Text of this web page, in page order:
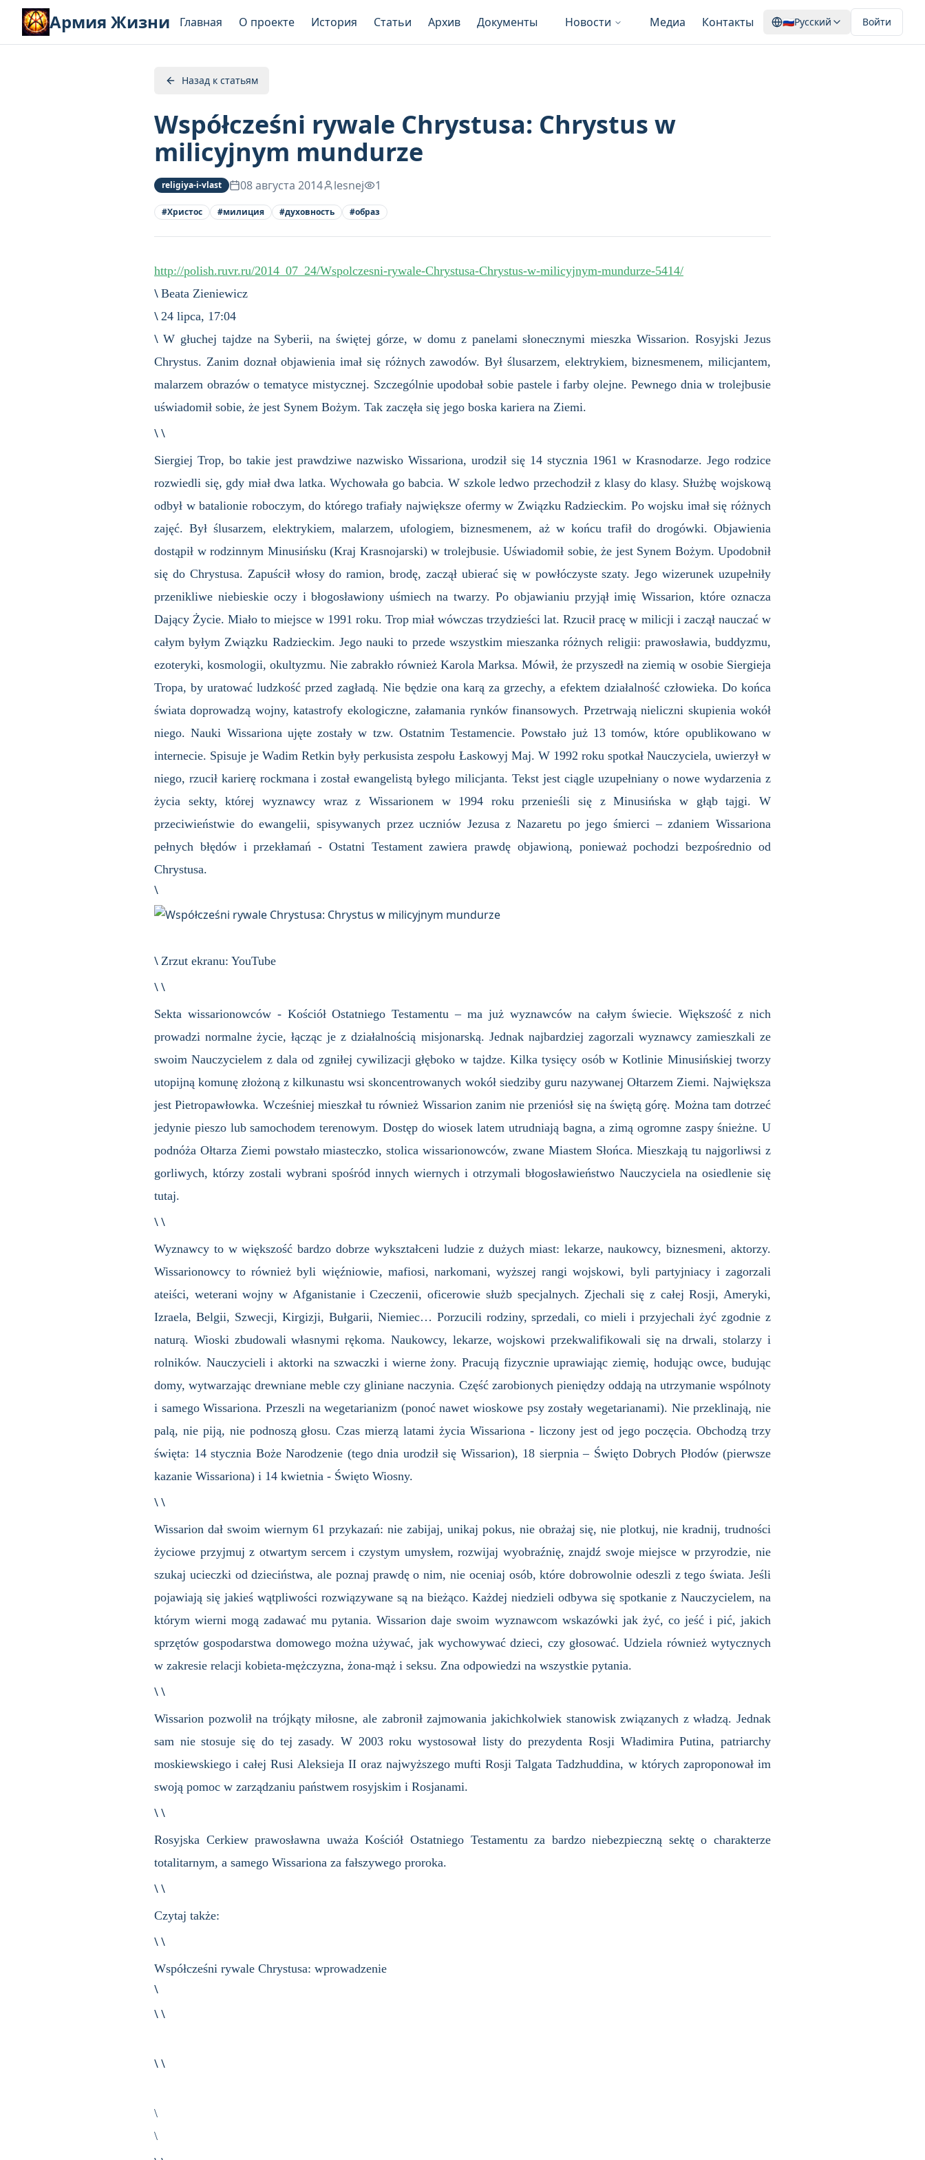
Армия Жизни Главная О проекте История Статьи Архив Документы Новости Медиа Контакты 🇷🇺Русский Войти
Назад к статьям
Współcześni rywale Chrystusa: Chrystus w
milicyjnym mundurze
religiya-i-vlast 08 августа 2014 lesnej 1
#Христос #милиция #духовность #образ
http://polish.ruvr.ru/2014_07_24/Wspolczesni-rywale-Chrystusa-Chrystus-w-milicyjnym-mundurze-5414/
\ Beata Zieniewicz
\ 24 lipca, 17:04
\ W głuchej tajdze na Syberii, na świętej górze, w domu z panelami słonecznymi mieszka Wissarion. Rosyjski Jezus
Chrystus. Zanim doznał objawienia imał się różnych zawodów. Był ślusarzem, elektrykiem, biznesmenem, milicjantem,
malarzem obrazów o tematyce mistycznej. Szczególnie upodobał sobie pastele i farby olejne. Pewnego dnia w trolejbusie
uświadomił sobie, że jest Synem Bożym. Tak zaczęła się jego boska kariera na Ziemi.
\ \
Siergiej Trop, bo takie jest prawdziwe nazwisko Wissariona, urodził się 14 stycznia 1961 w Krasnodarze. Jego rodzice
rozwiedli się, gdy miał dwa latka. Wychowała go babcia. W szkole ledwo przechodził z klasy do klasy. Służbę wojskową
odbył w batalionie roboczym, do którego trafiały największe ofermy w Związku Radzieckim. Po wojsku imał się różnych
zajęć. Był ślusarzem, elektrykiem, malarzem, ufologiem, biznesmenem, aż w końcu trafił do drogówki. Objawienia
dostąpił w rodzinnym Minusińsku (Kraj Krasnojarski) w trolejbusie. Uświadomił sobie, że jest Synem Bożym. Upodobnił
się do Chrystusa. Zapuścił włosy do ramion, brodę, zaczął ubierać się w powłóczyste szaty. Jego wizerunek uzupełniły
przenikliwe niebieskie oczy i błogosławiony uśmiech na twarzy. Po objawianiu przyjął imię Wissarion, które oznacza
Dający Życie. Miało to miejsce w 1991 roku. Trop miał wówczas trzydzieści lat. Rzucił pracę w milicji i zaczął nauczać w
całym byłym Związku Radzieckim. Jego nauki to przede wszystkim mieszanka różnych religii: prawosławia, buddyzmu,
ezoteryki, kosmologii, okultyzmu. Nie zabrakło również Karola Marksa. Mówił, że przyszedł na ziemią w osobie Siergieja
Tropa, by uratować ludzkość przed zagładą. Nie będzie ona karą za grzechy, a efektem działalność człowieka. Do końca
świata doprowadzą wojny, katastrofy ekologiczne, załamania rynków finansowych. Przetrwają nieliczni skupienia wokół
niego. Nauki Wissariona ujęte zostały w tzw. Ostatnim Testamencie. Powstało już 13 tomów, które opublikowano w
internecie. Spisuje je Wadim Retkin były perkusista zespołu Łaskowyj Maj. W 1992 roku spotkał Nauczyciela, uwierzył w
niego, rzucił karierę rockmana i został ewangelistą byłego milicjanta. Tekst jest ciągle uzupełniany o nowe wydarzenia z
życia sekty, której wyznawcy wraz z Wissarionem w 1994 roku przenieśli się z Minusińska w głąb tajgi. W
przeciwieństwie do ewangelii, spisywanych przez uczniów Jezusa z Nazaretu po jego śmierci – zdaniem Wissariona
pełnych błędów i przekłamań - Ostatni Testament zawiera prawdę objawioną, ponieważ pochodzi bezpośrednio od
Chrystusa.
\
\ Zrzut ekranu: YouTube
\ \
Sekta wissarionowców - Kościół Ostatniego Testamentu – ma już wyznawców na całym świecie. Większość z nich
prowadzi normalne życie, łącząc je z działalnością misjonarską. Jednak najbardziej zagorzali wyznawcy zamieszkali ze
swoim Nauczycielem z dala od zgniłej cywilizacji głęboko w tajdze. Kilka tysięcy osób w Kotlinie Minusińskiej tworzy
utopijną komunę złożoną z kilkunastu wsi skoncentrowanych wokół siedziby guru nazywanej Ołtarzem Ziemi. Największa
jest Pietropawłowka. Wcześniej mieszkał tu również Wissarion zanim nie przeniósł się na świętą górę. Można tam dotrzeć
jedynie pieszo lub samochodem terenowym. Dostęp do wiosek latem utrudniają bagna, a zimą ogromne zaspy śnieżne. U
podnóża Ołtarza Ziemi powstało miasteczko, stolica wissarionowców, zwane Miastem Słońca. Mieszkają tu najgorliwsi z
gorliwych, którzy zostali wybrani spośród innych wiernych i otrzymali błogosławieństwo Nauczyciela na osiedlenie się
tutaj.
\ \
Wyznawcy to w większość bardzo dobrze wykształceni ludzie z dużych miast: lekarze, naukowcy, biznesmeni, aktorzy.
Wissarionowcy to również byli więźniowie, mafiosi, narkomani, wyższej rangi wojskowi, byli partyjniacy i zagorzali
ateiści, weterani wojny w Afganistanie i Czeczenii, oficerowie służb specjalnych. Zjechali się z całej Rosji, Ameryki,
Izraela, Belgii, Szwecji, Kirgizji, Bułgarii, Niemiec… Porzucili rodziny, sprzedali, co mieli i przyjechali żyć zgodnie z
naturą. Wioski zbudowali własnymi rękoma. Naukowcy, lekarze, wojskowi przekwalifikowali się na drwali, stolarzy i
rolników. Nauczycieli i aktorki na szwaczki i wierne żony. Pracują fizycznie uprawiając ziemię, hodując owce, budując
domy, wytwarzając drewniane meble czy gliniane naczynia. Część zarobionych pieniędzy oddają na utrzymanie wspólnoty
i samego Wissariona. Przeszli na wegetarianizm (ponoć nawet wioskowe psy zostały wegetarianami). Nie przeklinają, nie
palą, nie piją, nie podnoszą głosu. Czas mierzą latami życia Wissariona - liczony jest od jego poczęcia. Obchodzą trzy
święta: 14 stycznia Boże Narodzenie (tego dnia urodził się Wissarion), 18 sierpnia – Święto Dobrych Płodów (pierwsze
kazanie Wissariona) i 14 kwietnia - Święto Wiosny.
\ \
Wissarion dał swoim wiernym 61 przykazań: nie zabijaj, unikaj pokus, nie obrażaj się, nie plotkuj, nie kradnij, trudności
życiowe przyjmuj z otwartym sercem i czystym umysłem, rozwijaj wyobraźnię, znajdź swoje miejsce w przyrodzie, nie
szukaj ucieczki od dzieciństwa, ale poznaj prawdę o nim, nie oceniaj osób, które dobrowolnie odeszli z tego świata. Jeśli
pojawiają się jakieś wątpliwości rozwiązywane są na bieżąco. Każdej niedzieli odbywa się spotkanie z Nauczycielem, na
którym wierni mogą zadawać mu pytania. Wissarion daje swoim wyznawcom wskazówki jak żyć, co jeść i pić, jakich
sprzętów gospodarstwa domowego można używać, jak wychowywać dzieci, czy głosować. Udziela również wytycznych
w zakresie relacji kobieta-mężczyzna, żona-mąż i seksu. Zna odpowiedzi na wszystkie pytania.
\ \
Wissarion pozwolił na trójkąty miłosne, ale zabronił zajmowania jakichkolwiek stanowisk związanych z władzą. Jednak
sam nie stosuje się do tej zasady. W 2003 roku wystosował listy do prezydenta Rosji Władimira Putina, patriarchy
moskiewskiego i całej Rusi Aleksieja II oraz najwyższego mufti Rosji Talgata Tadzhuddina, w których zaproponował im
swoją pomoc w zarządzaniu państwem rosyjskim i Rosjanami.
\ \
Rosyjska Cerkiew prawosławna uważa Kościół Ostatniego Testamentu za bardzo niebezpieczną sektę o charakterze
totalitarnym, a samego Wissariona za fałszywego proroka.
\ \
Czytaj także:
\ \
Współcześni rywale Chrystusa: wprowadzenie
\
\ \
\ \
\
\